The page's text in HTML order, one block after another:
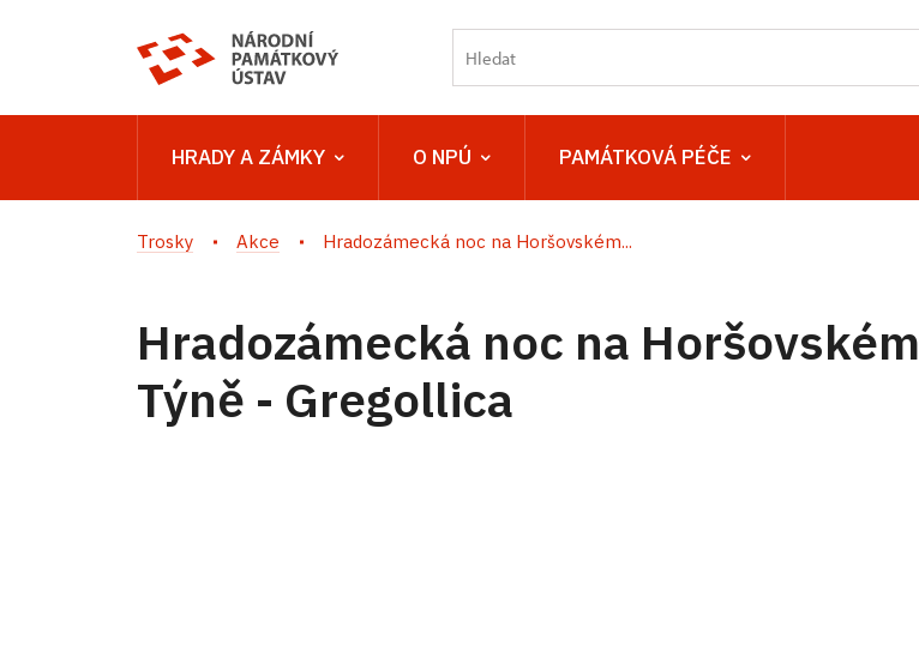
HRADY A ZÁMKY O NPÚ PAMÁTKOVÁ PÉČE
Trosky Akce Hradozámecká noc na Horšovském...
Hradozámecká noc na Horšovském
Týně - Gregollica